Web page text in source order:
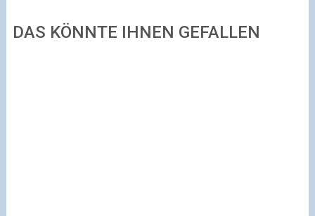
DAS KÖNNTE IHNEN GEFALLEN